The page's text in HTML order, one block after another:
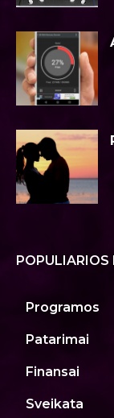
POPULIARIOS
Programos
Patarimai
Finansai
Sveikata